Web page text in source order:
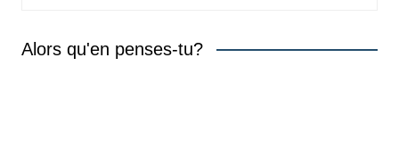
Alors qu'en penses-tu?